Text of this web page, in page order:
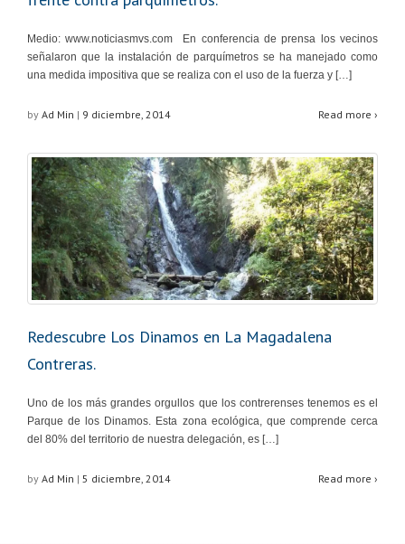
Medio: www.noticiasmvs.com En conferencia de prensa los vecinos
señalaron que la instalación de parquímetros se ha manejado como
una medida impositiva que se realiza con el uso de la fuerza y […]
by Ad Min | 9 diciembre, 2014 Read more ›
Redescubre Los Dinamos en La Magadalena
Contreras.
Uno de los más grandes orgullos que los contrerenses tenemos es el
Parque de los Dinamos. Esta zona ecológica, que comprende cerca
del 80% del territorio de nuestra delegación, es […]
by Ad Min | 5 diciembre, 2014 Read more ›